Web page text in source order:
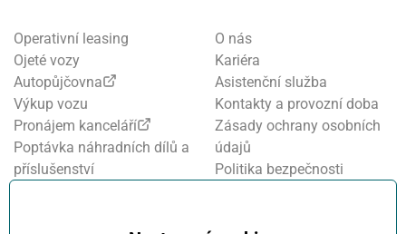
Operativní leasing
Ojeté vozy
Autopůjčovna
Výkup vozu
Pronájem kanceláří
Poptávka náhradních dílů a
příslušenství
O nás
Kariéra
Asistenční služba
Kontakty a provozní doba
Zásady ochrany osobních
údajů
Politika bezpečnosti